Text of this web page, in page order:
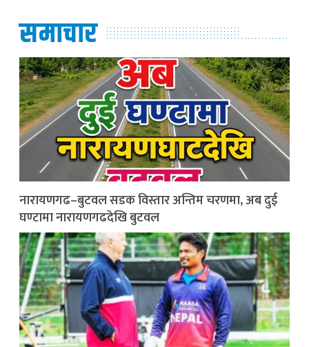
समाचार
नारायणगढ–बुटवल सडक विस्तार अन्तिम चरणमा, अब दुई
घण्टामा नारायणगढदेखि बुटवल